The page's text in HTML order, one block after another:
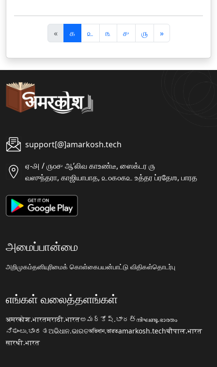
«पि
छ
ला
௧ ௨ ௩ ௪ ௫ »अ
ग
ला
support[@]amarkosh.tech
ஏ-௮ / ௫௦௪ ஆʼலிவ காஉண்டீ, ஸைக்டர ௫
வஸுந்தரா, காஜியாபாத, ௨௦௧௦௧௨ உத்தர ப்ரதேஶ, பாரத
அமைப்பான்மை
அறிமுகம்தனியுரிமைக் கொள்கைபயன்பாட்டு விதிகள்தொடர்பு
எங்கள் வலைத்தளங்கள்
अमरकोश.भारतमराठी.भारतఅమర్కోష్.భారత్നിഘണ്ടു.ഭാരതം
ನಿಘಂಟು.ಭಾರತଅଭିଧାନ.ଭାରତঅভিধান.ভারতamarkosh.techचौपाल.भारत
सारथी.भारत